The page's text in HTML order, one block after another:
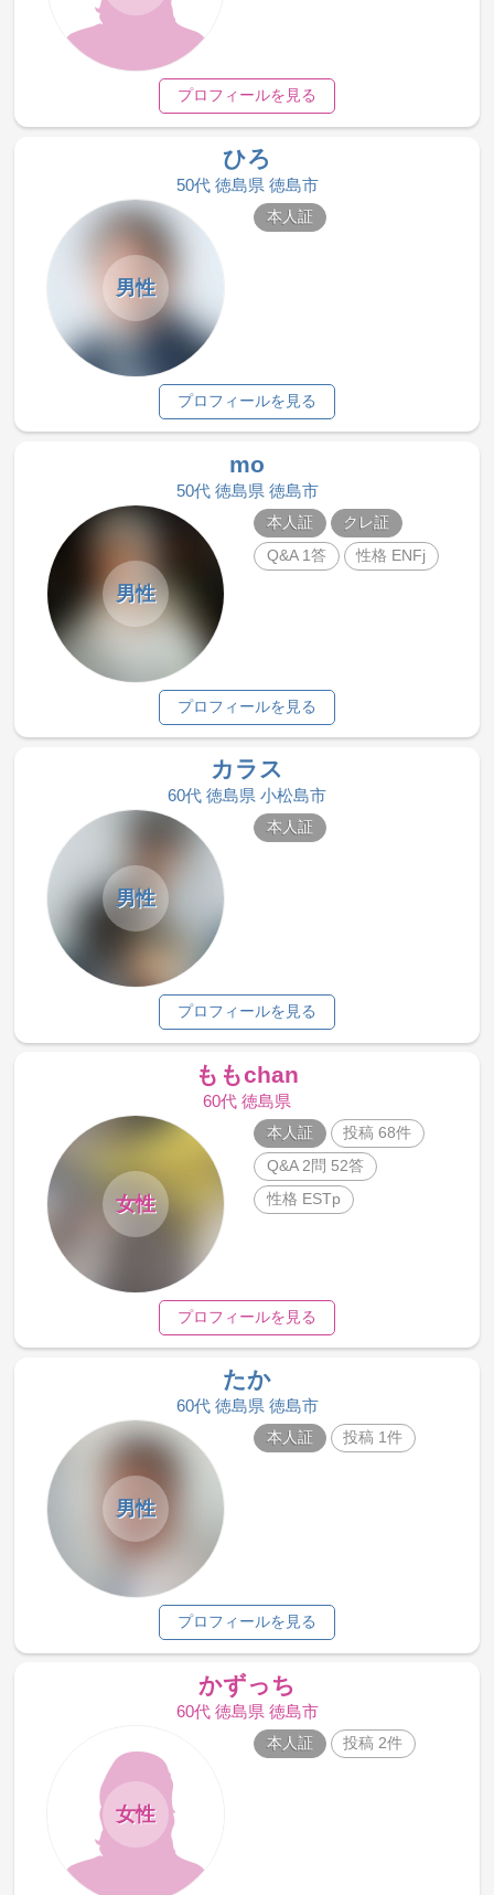
プロフィールを見る
ひろ
50代 徳島県 徳島市
男性
本人証
プロフィールを見る
mo
50代 徳島県 徳島市
男性
本人証
クレ証
Q&A 1答
性格 ENFj
プロフィールを見る
カラス
60代 徳島県 小松島市
男性
本人証
プロフィールを見る
ももchan
60代 徳島県
女性
本人証
投稿 68件
Q&A 2問 52答
性格 ESTp
プロフィールを見る
たか
60代 徳島県 徳島市
男性
本人証 投稿 1件
プロフィールを見る
かずっち
60代 徳島県 徳島市
女性
本人証 投稿 2件